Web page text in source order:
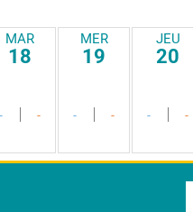
MAR
18
-
MER
19
- -
JEU
20
- -